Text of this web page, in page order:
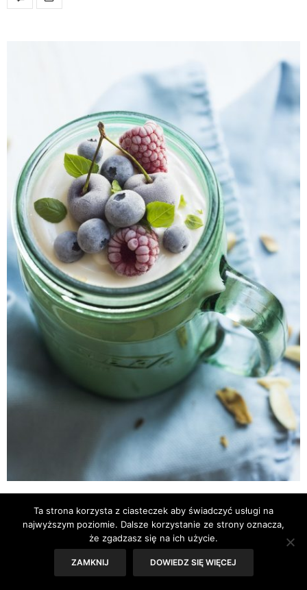
Koktajl z mango i masłem
orzechowym – dla zdrowych
zębów
Ta strona korzysta z ciasteczek aby świadczyć usługi na
najwyższym poziomie. Dalsze korzystanie ze strony oznacza,
że zgadzasz się na ich użycie.
ZAMKNIJ DOWIEDZ SIĘ WIĘCEJ